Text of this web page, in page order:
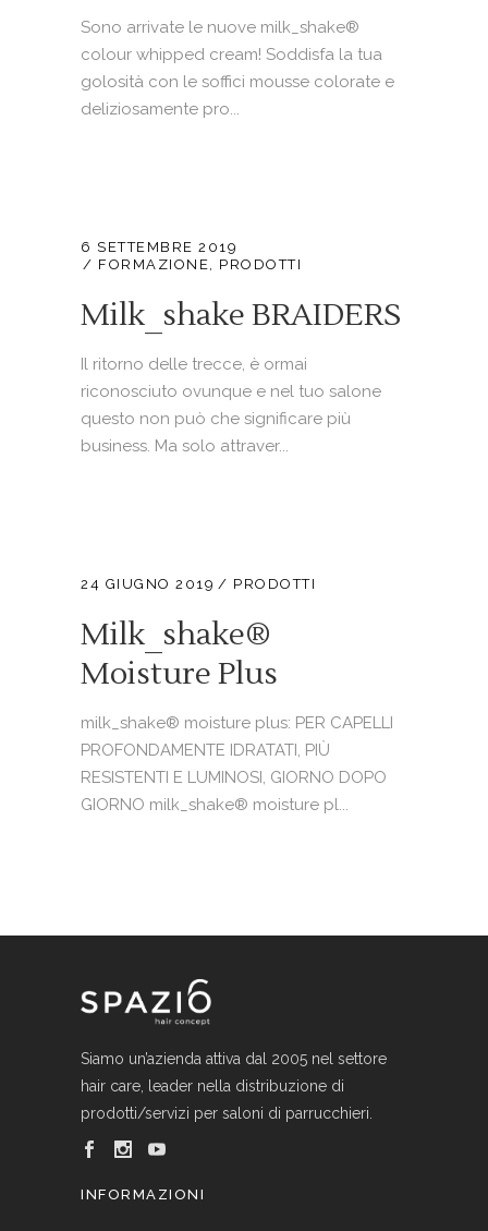
Sono arrivate le nuove milk_shake®
colour whipped cream! Soddisfa la tua
golosità con le soffici mousse colorate e
deliziosamente pro...
6 SETTEMBRE 2019
FORMAZIONE
PRODOTTI
Milk_shake BRAIDERS
Il ritorno delle trecce, è ormai
riconosciuto ovunque e nel tuo salone
questo non può che significare più
business. Ma solo attraver...
24 GIUGNO 2019 PRODOTTI
Milk_shake®
Moisture Plus
milk_shake® moisture plus: PER CAPELLI
PROFONDAMENTE IDRATATI, PIÙ
RESISTENTI E LUMINOSI, GIORNO DOPO
GIORNO milk_shake® moisture pl...
Siamo un’azienda attiva dal 2005 nel settore
hair care, leader nella distribuzione di
prodotti/servizi per saloni di parrucchieri.
INFORMAZIONI